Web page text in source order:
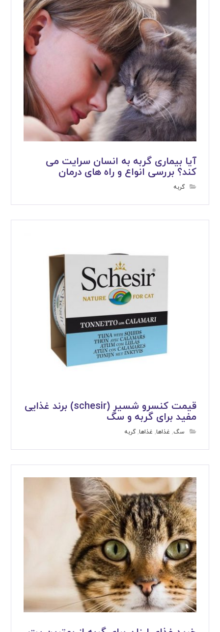
آیا بیماری گربه به انسان سرایت می
کند؟ بررسی انواع و راه های درمان
گربه
قیمت کنسرو شسیر (schesir) برند غذایی
مفید برای گربه و سگ
سگ, غذاها, غذاها,گربه